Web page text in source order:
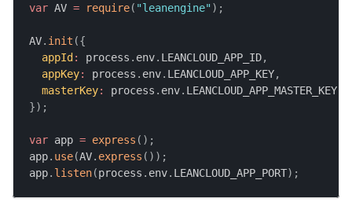
var AV = require( "leanengine" ) ;
AV. init ({
appId : process . env. LEANCLOUD_APP_ID,
appKey: process . env. LEANCLOUD_APP_KEY,
masterKey: process . env. LEANCLOUD_APP_MASTER_KEY
}) ;
var app = express ( ) ;
app. use(AV. express ( ) ) ;
app. listen(process . env. LEANCLOUD_APP_PORT) ;